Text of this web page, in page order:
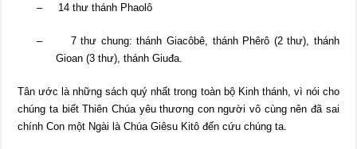
– 14 thư thánh Phaolô
–
7 thư chung: thánh Giacôbê, thánh Phêrô (2 thư), thánh
Gioan (3 thư), thánh Giuđa.
Tân ước là những sách quý nhất trong toàn bộ Kinh thánh, vì nói cho
chúng ta biết Thiên Chúa yêu thương con người vô cùng nên đã sai
chính Con một Ngài là Chúa Giêsu Kitô đến cứu chúng ta.